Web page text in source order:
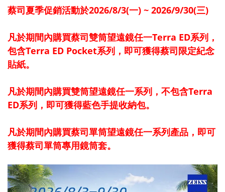
蔡司夏季促銷活動於2026/8/3(一) ~ 2026/9/30(三)
凡於期間內購買蔡司雙筒望遠鏡任一Terra ED系列，
包含Terra ED Pocket系列，即可獲得蔡司限定紀念
貼紙。
凡於期間內購買雙筒望遠鏡任一系列，不包含Terra
ED系列，即可獲得藍色手提收納包。
凡於期間內購買蔡司單筒望遠鏡任一系列產品，即可
獲得蔡司單筒專用鏡筒套。